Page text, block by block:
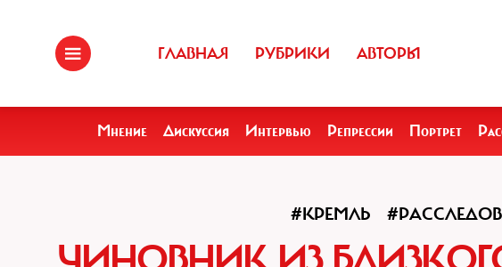
ГЛАВНАЯ РУБРИКИ АВТОРЫ
Мнение Дискуссия Интервью Репрессии Портрет
#КРЕМЛЬ